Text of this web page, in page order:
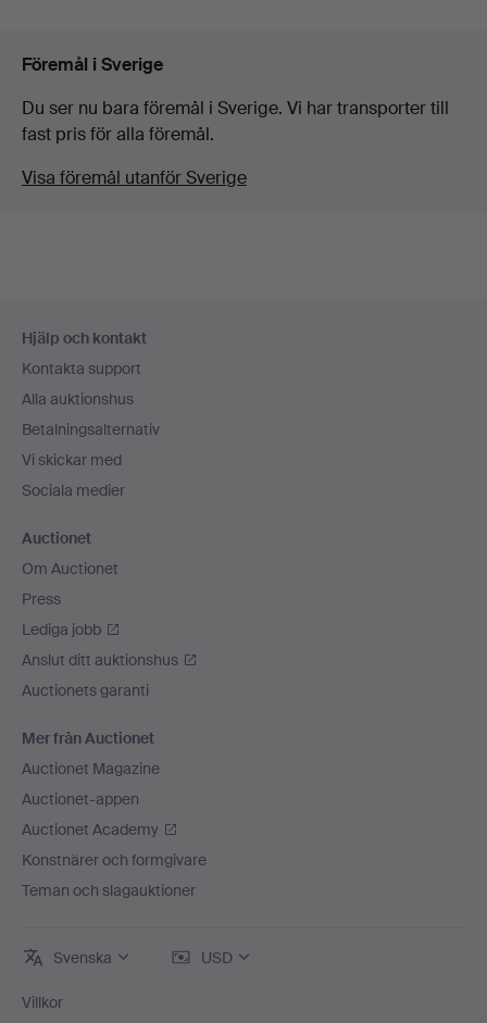
Föremål i Sverige
Du ser nu bara föremål i Sverige. Vi har transporter till
fast pris för alla föremål.
Visa föremål utanför Sverige
Hjälp och kontakt
Kontakta support
Alla auktionshus
Betalningsalternativ
Vi skickar med
Sociala medier
Auctionet
Om Auctionet
Press
Lediga jobb
Anslut ditt auktionshus
Auctionets garanti
Mer från Auctionet
Auctionet Magazine
Auctionet-appen
Auctionet Academy
Konstnärer och formgivare
Teman och slagauktioner
Svenska USD
Villkor